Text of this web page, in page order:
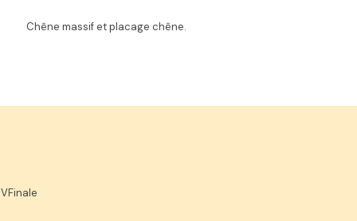
Chêne massif et placage chêne.